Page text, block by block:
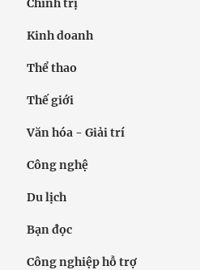
Chính trị
Kinh doanh
Thể thao
Thế giới
Văn hóa - Giải trí
Công nghệ
Du lịch
Bạn đọc
Công nghiệp hỗ trợ